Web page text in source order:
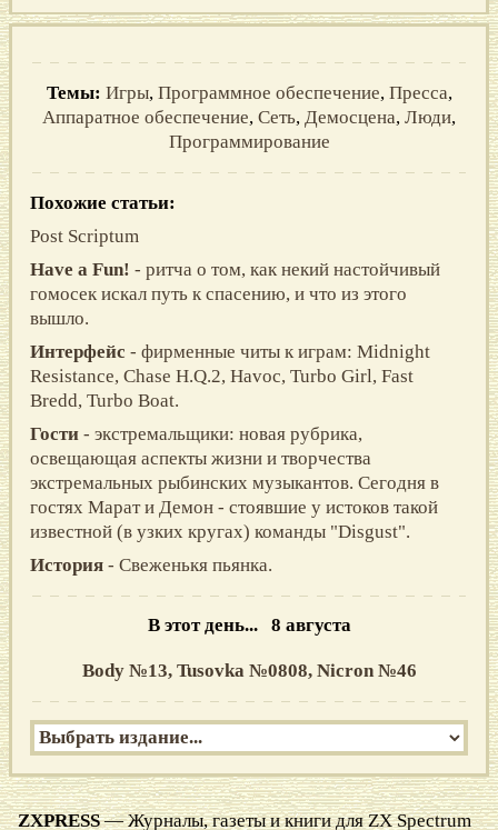
Темы: Игры, Программное обеспечение, Пресса,
Аппаратное обеспечение, Сеть, Демосцена, Люди,
Программирование
Похожие статьи:
Post Scriptum
Have a Fun! - ритча о том, как некий настойчивый
гомосек искал путь к спасению, и что из этого
вышло.
Интерфейс - фирменные читы к играм: Midnight
Resistance, Chase H.Q.2, Havoc, Turbo Girl, Fast
Bredd, Turbo Boat.
Гости - экстремальщики: новая рубрика,
освещающая аспекты жизни и творчества
экстремальных рыбинских музыкантов. Сегодня в
гостях Марат и Демон - стоявшие у истоков такой
известной (в узких кругах) команды "Disgust".
История - Свеженькя пьянка.
В этот день... 8 августа
Body №13, Tusovka №0808, Nicron №46
ZXPRESS— Журналы, газеты и книги для ZX Spectrum